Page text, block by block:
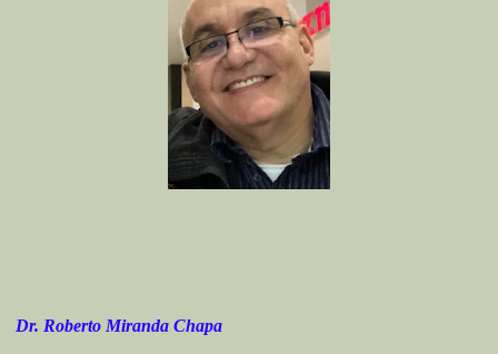
Dr. Roberto Miranda Chapa